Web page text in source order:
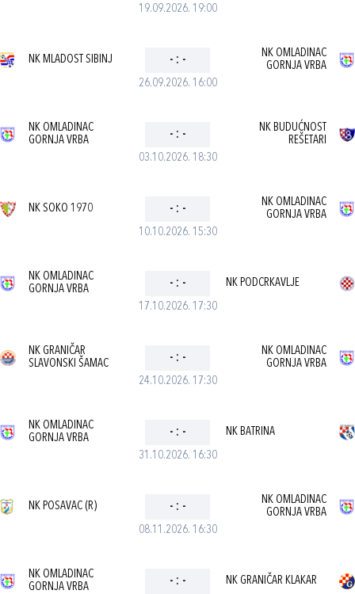
19.09.2026. 19:00
26.09.2026. 16:00
NK MLADOST SIBINJ - : -
NK OMLADINAC
GORNJA VRBA
03.10.2026. 18:30
NK OMLADINAC
GORNJA VRBA
- : -
NK BUDUĆNOST
REŠETARI
10.10.2026. 15:30
NK SOKO 1970 - : -
NK OMLADINAC
GORNJA VRBA
17.10.2026. 17:30
NK OMLADINAC
GORNJA VRBA
- : - NK PODCRKAVLJE
24.10.2026. 17:30
NK GRANIČAR
SLAVONSKI ŠAMAC
- : -
NK OMLADINAC
GORNJA VRBA
31.10.2026. 16:30
NK OMLADINAC
GORNJA VRBA
- : - NK BATRINA
08.11.2026. 16:30
NK POSAVAC (R) - : -
NK OMLADINAC
GORNJA VRBA
NK OMLADINAC
GORNJA VRBA
- : - NK GRANIČAR KLAKAR